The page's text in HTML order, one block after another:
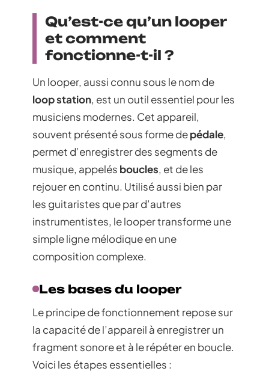
Qu’est-ce qu’un looper
et comment
fonctionne-t-il ?
Un looper, aussi connu sous le nom de
loop station, est un outil essentiel pour les
musiciens modernes. Cet appareil,
souvent présenté sous forme depédale,
permet d’enregistrer des segments de
musique, appelés boucles, et de les
rejouer en continu. Utilisé aussi bien par
les guitaristes que par d’autres
instrumentistes, le looper transforme une
simple ligne mélodique en une
composition complexe.
Les bases du looper
Le principe de fonctionnement repose sur
la capacité de l’appareil à enregistrer un
fragment sonore et à le répéter en boucle.
Voici les étapes essentielles :